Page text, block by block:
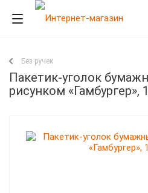
Без ручек
Пакетик-уголок
рисунком «Гамбургер»,